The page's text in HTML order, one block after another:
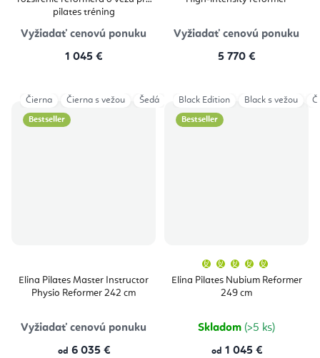
pilates tréning
Vyžiadať cenovú ponuku
1 045 €
Vyžiadať cenovú ponuku
5 770 €
Bestseller
Elina Pilates Master Instructor
Physio Reformer 242 cm
Vyžiadať cenovú ponuku
od 6 035 €
Čierna Čierna s vežou Šedá Šedá s vežou Aged Rose
Bestseller
Elina Pilates Nubium Reformer
249 cm
produktu
je
Skladom (>5 ks)
od 1 045 €
Black Edition Black s vežou